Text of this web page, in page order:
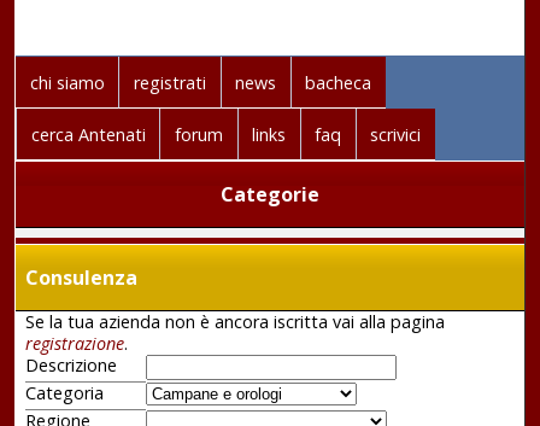
chi siamo registrati news bacheca
cerca Antenati forum links faq scrivici
Categorie
Consulenza
Se la tua azienda non è ancora iscritta vai alla pagina
registrazione.
Descrizione
Categoria
Regione